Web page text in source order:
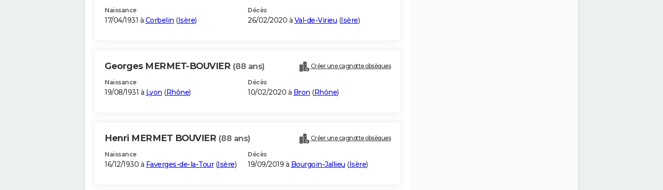
Naissance
17/04/1931 à Corbelin (Isère)
Décès
26/02/2020 à Val-de-Virieu (Isère)
Georges MERMET-BOUVIER (88 ans) Créer une cagnotte obsèques
Naissance
19/08/1931 à Lyon (Rhône)
Décès
10/02/2020 à Bron (Rhône)
Henri MERMET BOUVIER (88 ans) Créer une cagnotte obsèques
Naissance
16/12/1930 à Faverges-de-la-Tour(Isère)
Décès
19/09/2019 à Bourgoin-Jallieu (Isère)